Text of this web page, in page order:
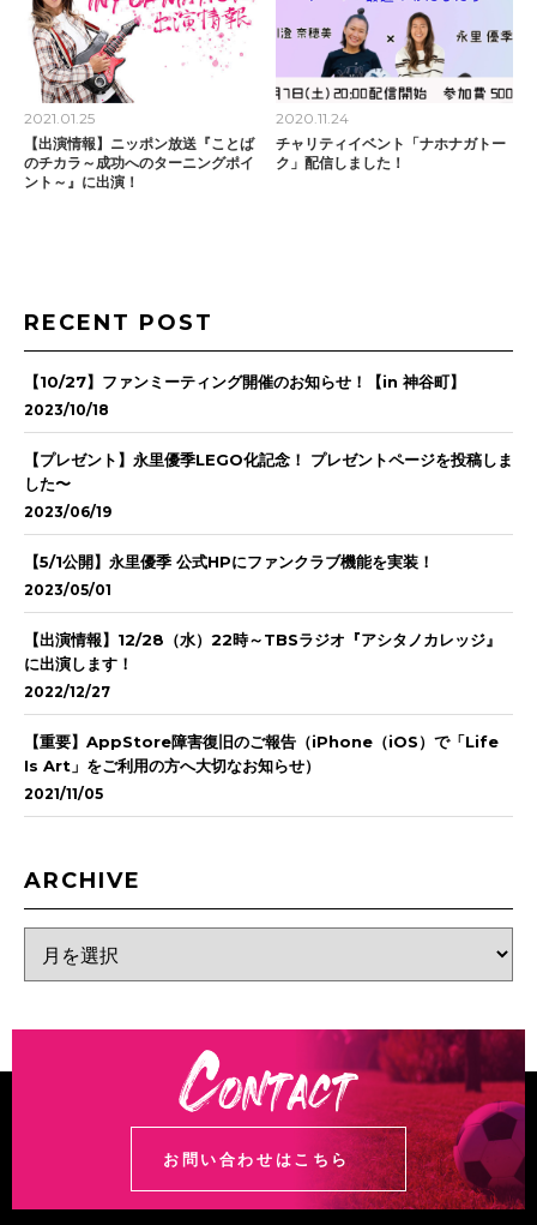
2021.01.25
【出演情報】ニッポン放送『ことば
のチカラ～成功へのターニングポイ
ント～』に出演！
2020.11.24
チャリティイベント「ナホナガトー
ク」配信しました！
RECENT POST
【10/27】ファンミーティング開催のお知らせ！【in 神谷町】
2023/10/18
【プレゼント】永里優季LEGO化記念！ プレゼントページを投稿しま
した〜
2023/06/19
【5/1公開】永里優季 公式HPにファンクラブ機能を実装！
2023/05/01
【出演情報】12/28（水）22時～TBSラジオ『アシタノカレッジ』
に出演します！
2022/12/27
【重要】AppStore障害復旧のご報告（iPhone（iOS）で「Life
Is Art」をご利用の方へ大切なお知らせ）
2021/11/05
ARCHIVE
お問い合わせはこちら